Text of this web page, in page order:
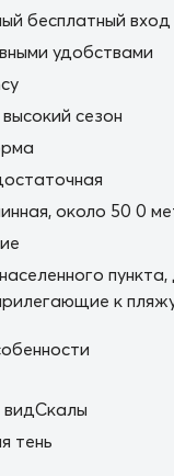
бесплатный вход
удобствами
сезон
около 50 0
к
тень